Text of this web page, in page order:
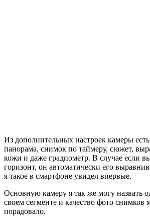
Из дополнительных настроек камеры
панорама, снимок по таймеру, сюжет,
кожи и даже градиометр. В случае если
горизонт, он автоматически его
я такое в смартфоне увидел впервые.
Основную камеру я так же могу назвать
своем сегменте и качество фото снимков
порадовало.